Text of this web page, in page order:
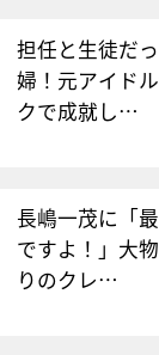
担任と生徒だ
婦！元アイド
クで成就し…
長嶋一茂に「
ですよ！」大
りのクレ…